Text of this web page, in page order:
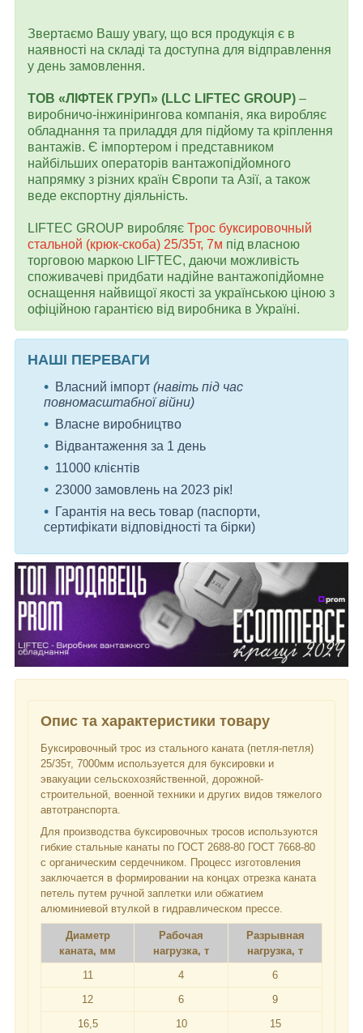
Звертаємо Вашу увагу, що вся продукція є в
наявності на складі та доступна для відправлення
у день замовлення.
ТОВ «ЛІФТЕК ГРУП» (LLC LIFTEC GROUP) –
виробничо-інжинірингова компанія, яка виробляє
обладнання та приладдя для підйому та кріплення
вантажів. Є імпортером і представником
найбільших операторів вантажопідйомного
напрямку з різних країн Європи та Азії, а також
веде експортну діяльність.
LIFTEC GROUP виробляє Трос буксировочный
стальной (крюк-скоба) 25/35т, 7м під власною
торговою маркою LIFTEC, даючи можливість
споживачеві придбати надійне вантажопідйомне
оснащення найвищої якості за українською ціною з
офіційною гарантією від виробника в Україні.
НАШІ ПЕРЕВАГИ
Власний імпорт (навіть під час
повномасштабної війни)
Власне виробництво
Відвантаження за 1 день
11000 клієнтів
23000 замовлень на 2023 рік!
Гарантія на весь товар (паспорти,
сертифікати відповідності та бірки)
Опис та характеристики товару
Буксировочный трос из стального каната (петля-петля)
25/35т, 7000мм используется для буксировки и
эвакуации сельскохозяйственной, дорожной-
строительной, военной техники и других видов тяжелого
автотранспорта.
Для производства буксировочных тросов используются
гибкие стальные канаты по ГОСТ 2688-80 ГОСТ 7668-80
с органическим сердечником. Процесс изготовления
заключается в формировании на концах отрезка каната
петель путем ручной заплетки или обжатием
алюминиевой втулкой в гидравлическом прессе.
Диаметр
каната, мм
Рабочая
нагрузка, т
Разрывная
нагрузка, т
11
4
6
12
6
9
16,5
10 15